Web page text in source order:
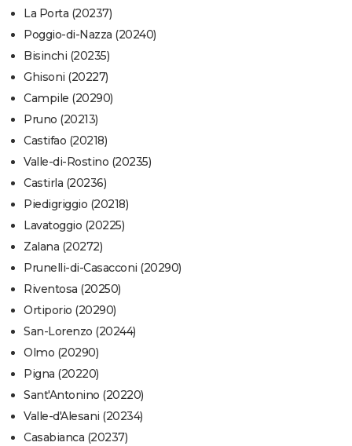
La Porta (20237)
Poggio-di-Nazza (20240)
Bisinchi (20235)
Ghisoni (20227)
Campile (20290)
Pruno (20213)
Castifao (20218)
Valle-di-Rostino (20235)
Castirla (20236)
Piedigriggio (20218)
Lavatoggio (20225)
Zalana (20272)
Prunelli-di-Casacconi (20290)
Riventosa (20250)
Ortiporio (20290)
San-Lorenzo (20244)
Olmo (20290)
Pigna (20220)
Sant'Antonino (20220)
Valle-d'Alesani (20234)
Casabianca (20237)